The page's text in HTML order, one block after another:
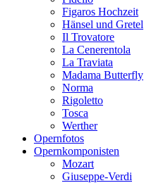
Figaros Hochzeit
Hänsel und Gretel
Il Trovatore
La Cenerentola
La Traviata
Madama Butterfly
Norma
Rigoletto
Tosca
Werther
Opernfotos
Opernkomponisten
Mozart
Giuseppe-Verdi